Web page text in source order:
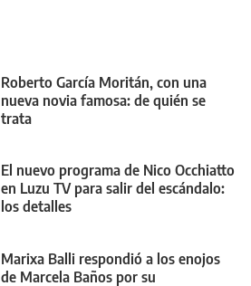
Roberto García Moritán, con una
nueva novia famosa: de quién se
trata
El nuevo programa de Nico Occhiatto
en Luzu TV para salir del escándalo:
los detalles
Marixa Balli respondió a los enojos
de Marcela Baños por su